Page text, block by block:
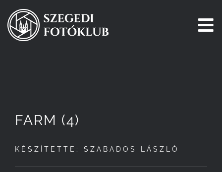
Kihagyás
Pályázatok
Tagjaink
FARM (4)
KÉSZÍTETTE: SZABADOS LÁSZLÓ